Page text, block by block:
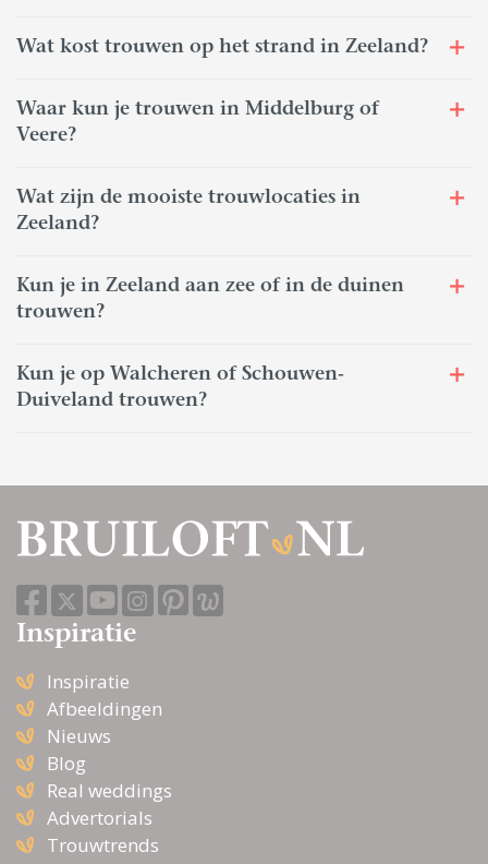
Wat kost trouwen op het strand in Zeeland?
Waar kun je trouwen in Middelburg of
Veere?
Wat zijn de mooiste trouwlocaties in
Zeeland?
Kun je in Zeeland aan zee of in de duinen
trouwen?
Kun je op Walcheren of Schouwen-
Duiveland trouwen?
Inspiratie
Inspiratie
Afbeeldingen
Nieuws
Blog
Real weddings
Advertorials
Trouwtrends